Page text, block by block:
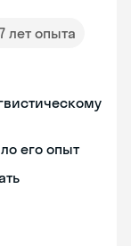
7 лет опыта
его опыт